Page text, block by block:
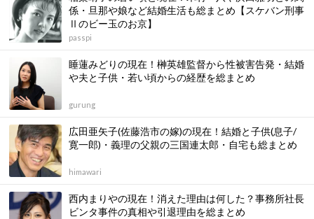
係・旦那や娘など結婚生活も総まとめ【スケバン刑事
Ⅱのビー玉のお京】
passpi
睡蓮みどりの現在！榊英雄監督から性被害告発・結婚
や夫と子供・若い頃からの経歴を総まとめ
gurung
広田亜矢子(佐藤浩市の嫁)の現在！結婚と子供(息子/
寛一郎)・義理の父親の三国連太郎・自宅も総まとめ
himawari
西内まりやの現在！消えた理由は何した？事務所社長
ビンタ事件の真相や引退理由を総まとめ